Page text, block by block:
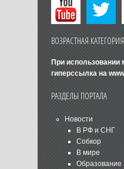
ВОЗРАСТНАЯ
При использовании
гиперссылка на
РАЗДЕЛЫ ПОРТАЛА
Новости
В РФ и СНГ
Собкор
В мире
Образование